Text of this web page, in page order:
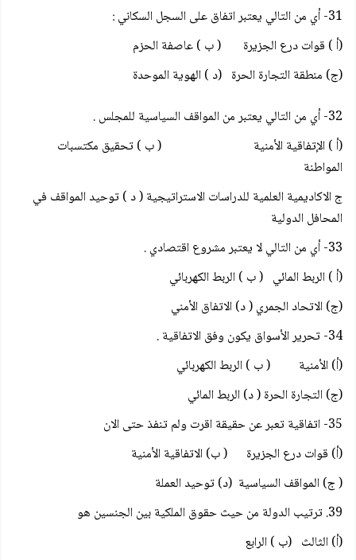
31- أي من التالي يعتبر اتفاق على السجل السكاني :
(أ ) قوات درع الجزيرة ( ب ) عاصفة الحزم
(ج) منطقة التجارة الحرة (د ) الهوية الموحدة
32- أي من التالي يعتبر من المواقف السياسية للمجلس .
(أ ) الإتفاقية الأمنية ( ب ) تحقيق مكتسبات
المواطنة
ج الاكاديمية العلمية للدراسات الاستراتيجية ( د ) توحيد المواقف في
المحافل الدولية
33- أي من التالي لا يعتبر مشروع اقتصادي .
(أ ) الربط المائي ( ب ) الربط الكهربائي
(ج) الاتحاد الجمري ( د) الاتفاق الأمني
34- تحرير الأسواق يكون وفق الاتفاقية .
(أ) الأمنية ( ب ) الربط الكهربائي
(ج) التجارة الحرة ( د) الربط المائي
35- اتفاقية تعبر عن حقيقة اقرت ولم تنفذ حتى الان
(أ) قوات درع الجزيرة ( ب) الاتفاقية الأمنية
( ج) المواقف السياسية (د) توحيد العملة
39. ترتيب الدولة من حيث حقوق الملكية بين الجنسين هو
(أ) الثالث (ب ) الرابع